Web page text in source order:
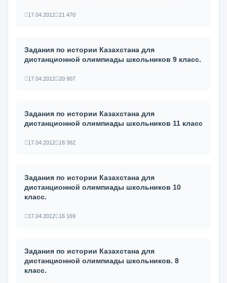
17.04.2012 21 470
Задания по истории Казахстана для
дистанционной олимпиады школьников 9 класс.
17.04.2012 20 907
Задания по истории Казахстана для
дистанционной олимпиады школьников 11 класс
17.04.2012 18 362
Задания по истории Казахстана для
дистанционной олимпиады школьников 10
класс.
17.04.2012 16 169
Задания по истории Казахстана для
дистанционной олимпиады школьников. 8
класс.